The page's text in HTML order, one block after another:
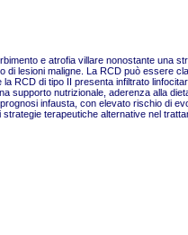
e atrofia villare nonostante una
di lesioni maligne. La RCD può essere
RCD di tipo II presenta infiltrato
supporto nutrizionale, aderenza alla
infausta, con elevato rischio di
terapeutiche alternative nel